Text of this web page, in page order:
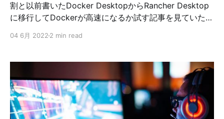
割と以前書いたDocker DesktopからRancher Desktop
に移行してDockerが高速になるか試す記事を見ていただ
なと思い、この記事を書いています。 結論はタイトルに
由を書いていこうと思うのですが、全員に当てはまるか
どうかは分からないです。 もしRacher Desktopにして
パフォーマンスが上がるかもしれないと考えるのであれ
ば、一度試してみるのが良いかなと思います。 その時は
休日など時間があるときにお試しください。 また、これ
04 6月 2022 2 min read